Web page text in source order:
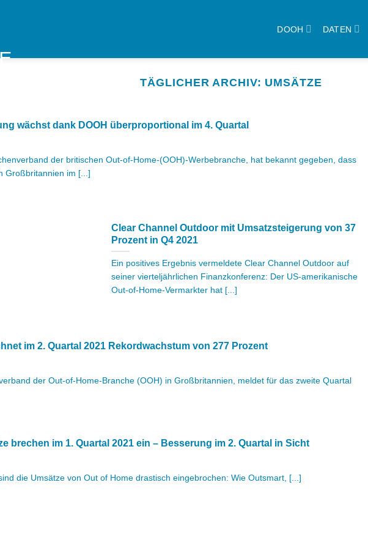
DOOH DATEN
TÄGLICHER ARCHIV: UMSÄTZE
wächst dank DOOH überproportional im 4. Quartal
der britischen Out-of-Home-(OOH)-Werbebranche, hat bekannt gegeben, dass
Großbritannien im [...]
Clear Channel Outdoor mit Umsatzsteigerung von 37
Prozent in Q4 2021
Ein positives Ergebnis vermeldete Clear Channel Outdoor auf
seiner vierteljährlichen Finanzkonferenz: Der US-amerikanische
Out-of-Home-Vermarkter hat [...]
im 2. Quartal 2021 Rekordwachstum von 277 Prozent
der Out-of-Home-Branche (OOH) in Großbritannien, meldet für das zweite Quartal
brechen im 1. Quartal 2021 ein – Besserung im 2. Quartal in Sicht
die Umsätze von Out of Home drastisch eingebrochen: Wie Outsmart, [...]